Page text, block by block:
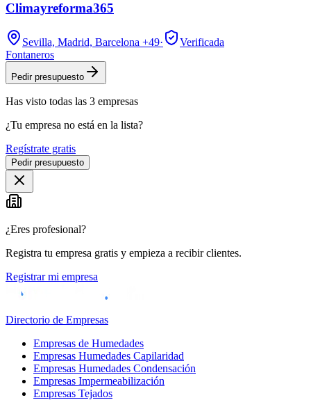
Climayreforma365
Sevilla, Madrid, Barcelona +49·
Verificada
Fontaneros
Pedir presupuesto
Has visto todas las 3 empresas
¿Tu empresa no está en la lista?
Regístrate gratis
Pedir presupuesto
¿Eres profesional?
Registra tu empresa gratis y empieza a recibir clientes.
Registrar mi empresa
Directorio de Empresas
Empresas de Humedades
Empresas Humedades Capilaridad
Empresas Humedades Condensación
Empresas Impermeabilización
Empresas Tejados